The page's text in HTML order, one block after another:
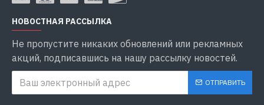
НОВОСТНАЯ РАССЫЛКА
Не пропустите никаких обновлений или рекламных
акций, подписавшись на нашу рассылку новостей.
ОТПРАВИТЬ